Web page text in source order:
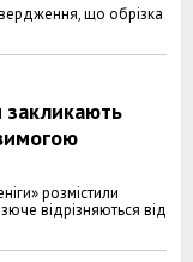
що обрізка
закликають
розмістили
відрізняються від